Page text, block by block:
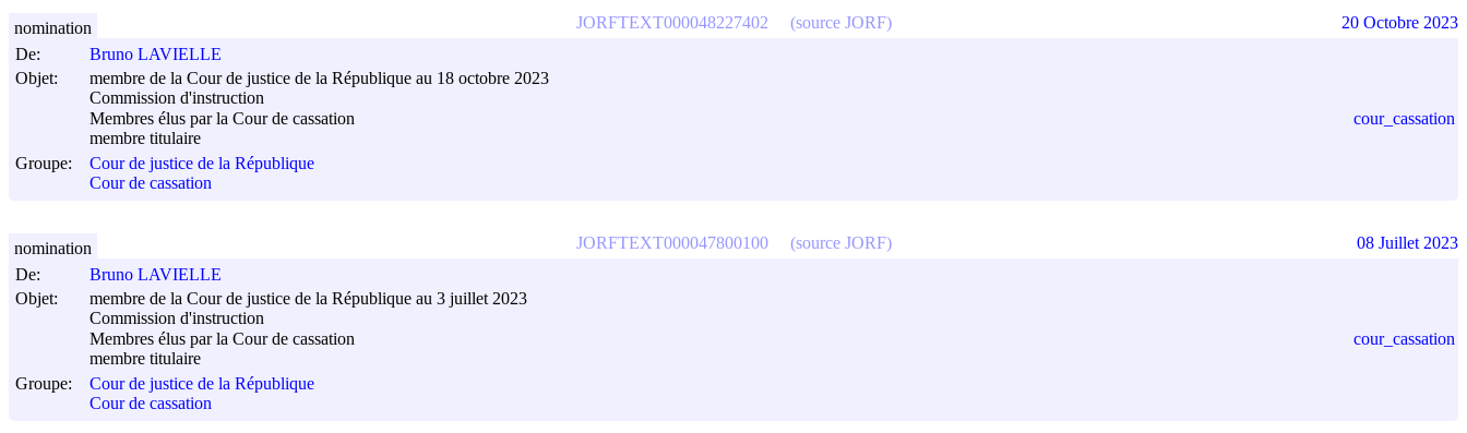
De:
Bruno LAVIELLE
Objet:
membre de la Cour de justice de la République au 18 octobre 2023
Commission d'instruction
Membres élus par la Cour de cassation
membre titulaire
Groupe:
Cour de justice de la République
Cour de cassation
cour_cassation
JORFTEXT000048227402 (source JORF)
nomination 20 Octobre 2023
De:
Bruno LAVIELLE
Objet:
membre de la Cour de justice de la République au 3 juillet 2023
Commission d'instruction
Membres élus par la Cour de cassation
membre titulaire
Groupe:
Cour de justice de la République
Cour de cassation
cour_cassation
JORFTEXT000047800100 (source JORF)
nomination 08 Juillet 2023